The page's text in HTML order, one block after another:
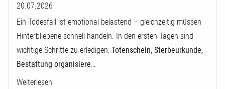
20.07.2026
Ein Todesfall ist emotional belastend – gleichzeitig müssen
Hinterbliebene schnell handeln. In den ersten Tagen sind
wichtige Schritte zu erledigen: Totenschein, Sterbeurkunde,
Bestattung organisiere…
Weiterlesen